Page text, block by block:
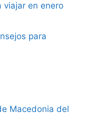
viajar en enero
para
Macedonia del